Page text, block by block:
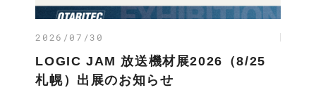
2026/07/30
LOGIC JAM 放送機材展2026（8/25
札幌）出展のお知らせ